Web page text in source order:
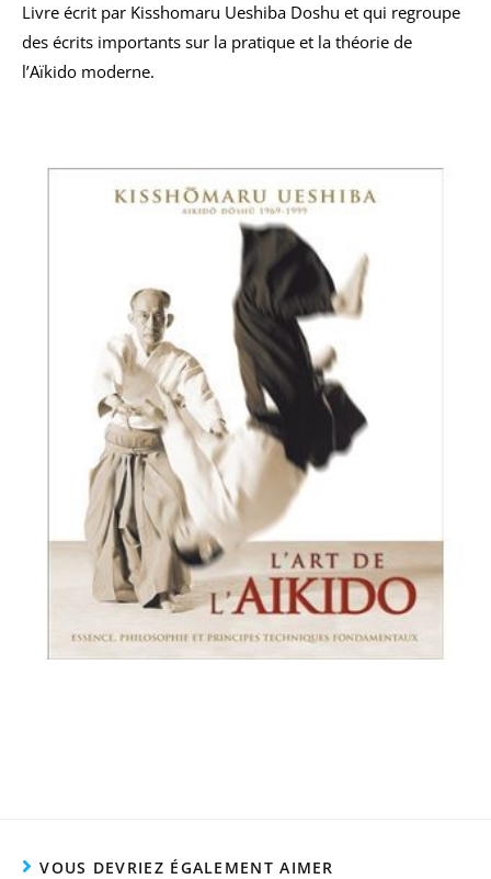
Livre écrit par Kisshomaru Ueshiba Doshu et qui regroupe
des écrits importants sur la pratique et la théorie de
l’Aïkido moderne.
VOUS DEVRIEZ ÉGALEMENT AIMER